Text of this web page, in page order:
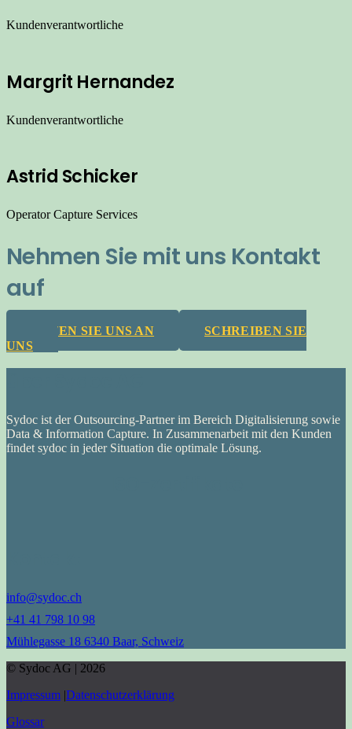
Kundenverantwortliche
Margrit Hernandez
Kundenverantwortliche
Astrid Schicker
Operator Capture Services
Nehmen Sie mit uns Kontakt
auf
RUFEN SIE UNS AN
SCHREIBEN SIE
UNS
Sydoc ist der Outsourcing-Partner im Bereich Digitalisierung sowie
Data & Information Capture. In Zusammenarbeit mit den Kunden
findet sydoc in jeder Situation die optimale Lösung.
info@sydoc.ch
+41 41 798 10 98
Mühlegasse 18 6340 Baar, Schweiz
© Sydoc AG | 2026
Impressum |Datenschutzerklärung
Glossar